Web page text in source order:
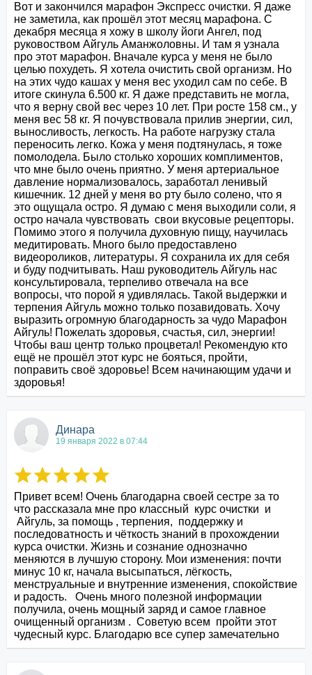
Вот и закончился марафон Экспресс очистки. Я даже
не заметила, как прошёл этот месяц марафона. С
декабря месяца я хожу в школу йоги Ангел, под
руковоством Айгуль Аманжоловны. И там я узнала
про этот марафон. Вначале курса у меня не было
целью похудеть. Я хотела очистить свой организм. Но
на этих чудо кашах у меня вес уходил сам по себе. В
итоге скинула 6.500 кг. Я даже представить не могла,
что я верну свой вес через 10 лет. При росте 158 см., у
меня вес 58 кг. Я почувствовала прилив энергии, сил,
выносливость, легкость. На работе нагрузку стала
переносить легко. Кожа у меня подтянулась, я тоже
помолодела. Было столько хороших комплиментов,
что мне было очень приятно. У меня артериальное
давление нормализовалось, заработал ленивый
кишечник. 12 дней у меня во рту было солено, что я
это ощущала остро. Я думаю с меня выходили соли, я
остро начала чувствовать  свои вкусовые рецепторы.
Помимо этого я получила духовную пищу, научилась
медитировать. Много было предоставлено
видеороликов, литературы. Я сохранила их для себя
и буду подчитывать. Наш руководитель Айгуль нас
консультировала, терпеливо отвечала на все
вопросы, что порой я удивлялась. Такой выдержки и
терпения Айгуль можно только позавидовать. Хочу
выразить огромную благодарность за чудо Марафон
Айгуль! Пожелать здоровья, счастья, сил, энергии!
Чтобы ваш центр только процветал! Рекомендую кто
ещё не прошёл этот курс не бояться, пройти,
поправить своё здоровье! Всем начинающим удачи и
здоровья!
Динара
19 января 2022 в 07:44
Привет всем! Очень благодарна своей сестре за то
что рассказала мне про классный  курс очистки  и
последоватность и чёткость знаний в прохождении
курса очистки. Жизнь и сознание однозначно
меняются в лучшую сторону. Мои изменения: почти
минус 10 кг, начала высыпаться, лёгкость,
менструальные и внутренние изменения, спокойствие
и радость.   Очень много полезной информации
получила, очень мощный заряд и самое главное
очищенный организм .  Советую всем  пройти этот
чудесный курс. Благодарю все супер замечательно